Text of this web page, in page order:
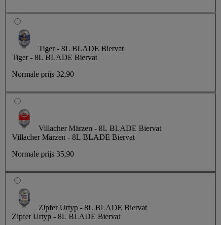
Tiger - 8L BLADE Biervat
Tiger - 8L BLADE Biervat
Normale prijs 32,90
Villacher Märzen - 8L BLADE Biervat
Villacher Märzen - 8L BLADE Biervat
Normale prijs 35,90
Zipfer Urtyp - 8L BLADE Biervat
Zipfer Urtyp - 8L BLADE Biervat